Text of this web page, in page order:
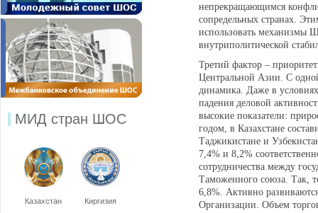
МИД стран ШОС
Казахстан Киргизия
непрекращающимся
сопредельных странах.
использовать механизмы
внутриполитической
Третий фактор –
Центральной Азии. С
динамика. Даже в
падения деловой
высокие показатели:
годом, в Казахстане
Таджикистане и
7,4% и 8,2%
сотрудничества между
Таможенного союза. Так,
6,8%. Активно
Организации. Объем